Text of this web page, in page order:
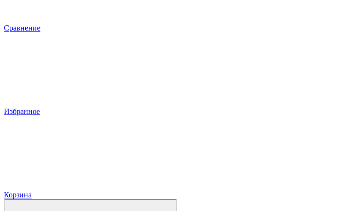
Сравнение
Избранное
Корзина